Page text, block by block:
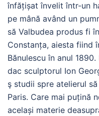
înfățișat învelit într-un
pe mână având un
să Valbudea produs fi
Constanța, aiesta fiind
Bănulescu în anul
dac sculptorul Ion
ş studii spre atelierul
Paris. Care mai puțină
același materie